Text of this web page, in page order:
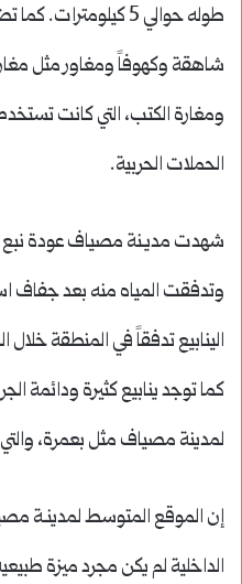
طوله حوالي 5 كيلومترات.
كما
شاهقة وكهوفاً ومغاور مثل
ومغارة الكتب، التي كانت
الحملات الحربية.
شهدت مديـنة مصياف عودة نبع
الينابيع تدفقاً في المنطقة خلال
كما توجد ينابيع كثيرة ودائمة
لمدينة مصياف مثل بعمرة،
إن الموقع المتوسط لمدينـة
الداخلية لم يكن مجرد ميزة